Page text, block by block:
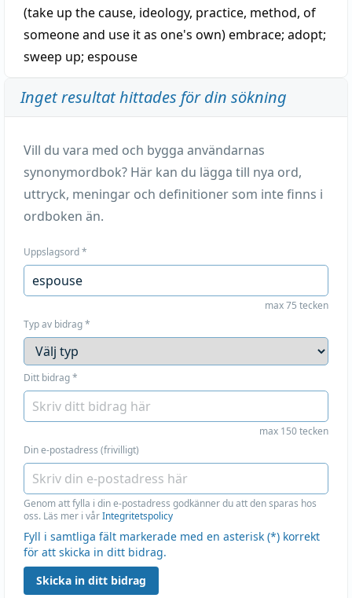
(take up the cause, ideology, practice, method, of
someone and use it as one's own)embrace; adopt;
sweep up; espouse
Inget resultat hittades för din sökning
Vill du vara med och bygga användarnas
synonymordbok? Här kan du lägga till nya ord,
uttryck, meningar och definitioner som inte finns i
ordboken än.
Uppslagsord*
max 75 tecken
Typ av bidrag*
Ditt bidrag*
max 150 tecken
Din e-postadress (frivilligt)
Genom att fylla i din e-postadress godkänner du att den sparas hos
oss. Läs mer i vårIntegritetspolicy
Fyll i samtliga fält markerade med en asterisk (*) korrekt
för att skicka in ditt bidrag.
Skicka in ditt bidrag